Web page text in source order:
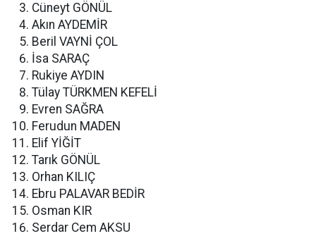
Cüneyt GÖNÜL
Akın AYDEMİR
Beril VAYNİ ÇOL
İsa SARAÇ
Rukiye AYDIN
Tülay TÜRKMEN KEFELİ
Evren SAĞRA
Ferudun MADEN
Elif YİĞİT
Tarık GÖNÜL
Orhan KILIÇ
Ebru PALAVAR BEDİR
Osman KIR
Serdar Cem AKSU